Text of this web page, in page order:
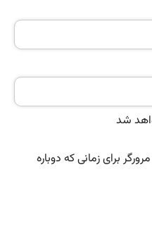
شد
برای زمانی که دوباره